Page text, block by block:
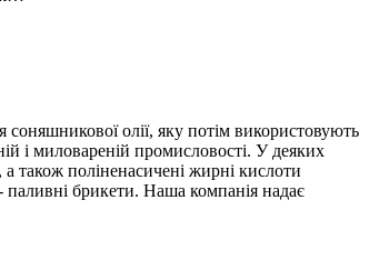
олії, яку потім використовують
і миловареній промисловості. У деяких
також поліненасичені жирні кислоти
брикети. Наша компанія надає